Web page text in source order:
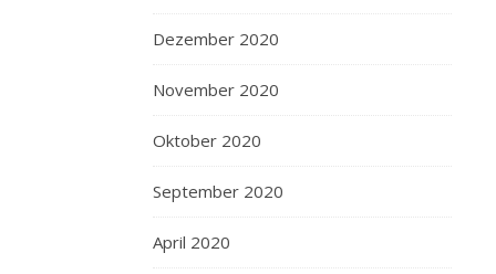
Dezember 2020
November 2020
Oktober 2020
September 2020
April 2020